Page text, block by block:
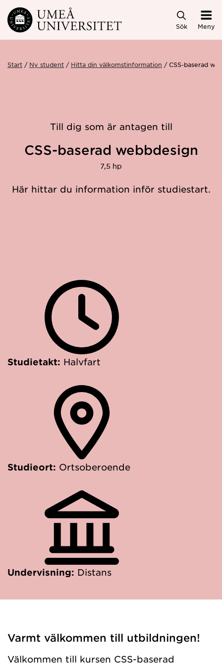
Hoppa direkt till innehållet
Sök Meny
Start Ny student Hitta din välkomstinformation CSS-baserad
Till dig som är antagen till
CSS-baserad webbdesign
7,5 hp
Här hittar du information inför studiestart.
Studietakt: Halvfart
Studieort: Ortsoberoende
Undervisning: Distans
Varmt välkommen till utbildningen!
Välkommen till kursen CSS-baserad